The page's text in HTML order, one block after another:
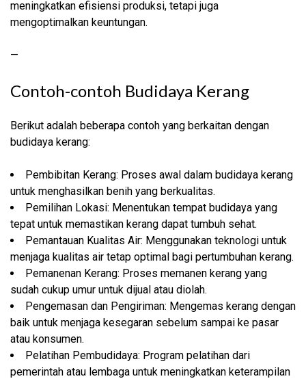
meningkatkan efisiensi produksi, tetapi juga
mengoptimalkan keuntungan.
—
Contoh-contoh Budidaya Kerang
Berikut adalah beberapa contoh yang berkaitan dengan
budidaya kerang:
Pembibitan Kerang: Proses awal dalam budidaya kerang
untuk menghasilkan benih yang berkualitas.
Pemilihan Lokasi: Menentukan tempat budidaya yang
tepat untuk memastikan kerang dapat tumbuh sehat.
Pemantauan Kualitas Air: Menggunakan teknologi untuk
menjaga kualitas air tetap optimal bagi pertumbuhan kerang.
Pemanenan Kerang: Proses memanen kerang yang
sudah cukup umur untuk dijual atau diolah.
Pengemasan dan Pengiriman: Mengemas kerang dengan
baik untuk menjaga kesegaran sebelum sampai ke pasar
atau konsumen.
Pelatihan Pembudidaya: Program pelatihan dari
pemerintah atau lembaga untuk meningkatkan keterampilan